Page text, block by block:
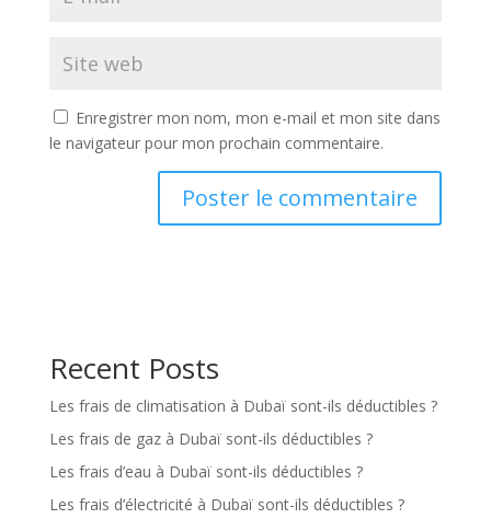
Enregistrer mon nom, mon e-mail et mon site dans
le navigateur pour mon prochain commentaire.
Recent Posts
Les frais de climatisation à Dubaï sont-ils déductibles ?
Les frais de gaz à Dubaï sont-ils déductibles ?
Les frais d’eau à Dubaï sont-ils déductibles ?
Les frais d’électricité à Dubaï sont-ils déductibles ?